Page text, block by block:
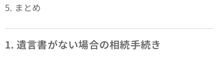
5. まとめ
1. 遺言書がない場合の相続手続き